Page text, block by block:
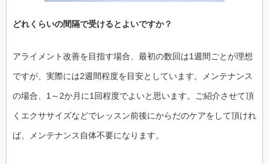
どれくらいの間隔で受けるとよいですか？
アライメント改善を目指す場合、最初の数回は1週間ごとが理想
ですが、実際には2週間程度を目安としています。メンテナンス
の場合、1～2か月に1回程度でよいと思います。ご紹介させて頂
くエクササイズなどでレッスン前後にからだのケアをして頂けれ
ば、メンテナンス自体不要になります。